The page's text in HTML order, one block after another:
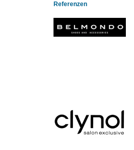
Referenzen